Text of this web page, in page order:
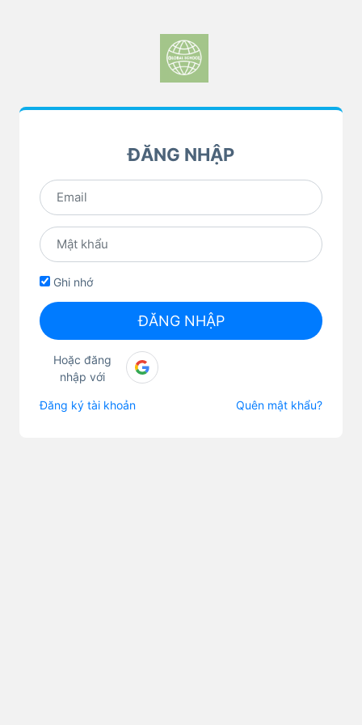
ĐĂNG NHẬP
Ghi nhớ
ĐĂNG NHẬP
Hoặc đăng
nhập với
Đăng ký tài khoản Quên mật khẩu?